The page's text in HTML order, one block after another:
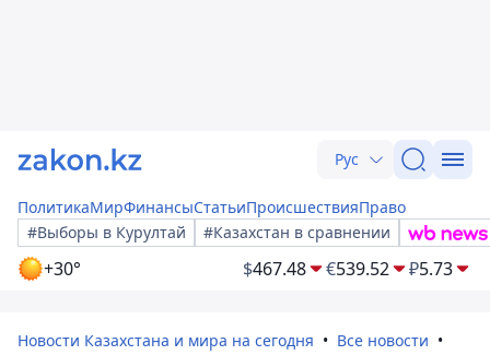
Рус
ПолитикаМирФинансыСтатьиПроисшествияПраво
#Выборы в Курултай
#Казахстан в сравнении
+30° $467.48 €539.52 ₽5.73
Новости Казахстана и мира на сегодня
Все новости